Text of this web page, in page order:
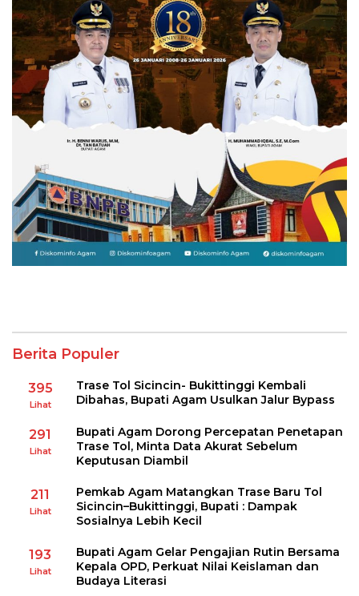
Berita Populer
395
Lihat
Trase Tol Sicincin- Bukittinggi Kembali
Dibahas, Bupati Agam Usulkan Jalur Bypass
291
Lihat
Bupati Agam Dorong Percepatan Penetapan
Trase Tol, Minta Data Akurat Sebelum
Keputusan Diambil
211
Lihat
Pemkab Agam Matangkan Trase Baru Tol
Sicincin–Bukittinggi, Bupati : Dampak
Sosialnya Lebih Kecil
193
Lihat
Bupati Agam Gelar Pengajian Rutin Bersama
Kepala OPD, Perkuat Nilai Keislaman dan
Budaya Literasi